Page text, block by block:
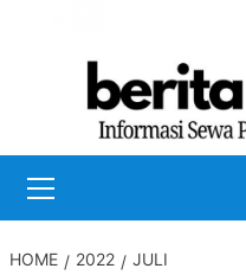
Menu
HOME 2022 JULI